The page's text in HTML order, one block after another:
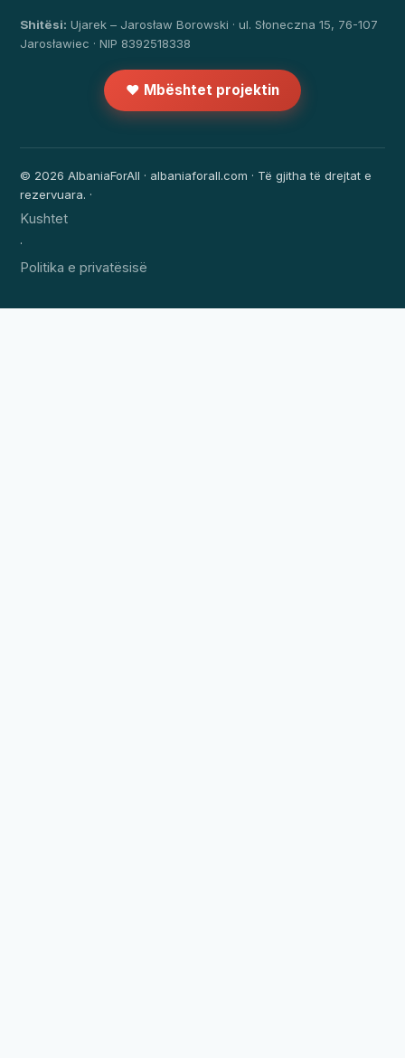
Shitësi: Ujarek – Jarosław Borowski · ul. Słoneczna 15, 76-107
Jarosławiec · NIP 8392518338
❤️ Mbështet projektin
© 2026 AlbaniaForAll · albaniaforall.com · Të gjitha të drejtat e
rezervuara. ·
Kushtet
·
Politika e privatësisë